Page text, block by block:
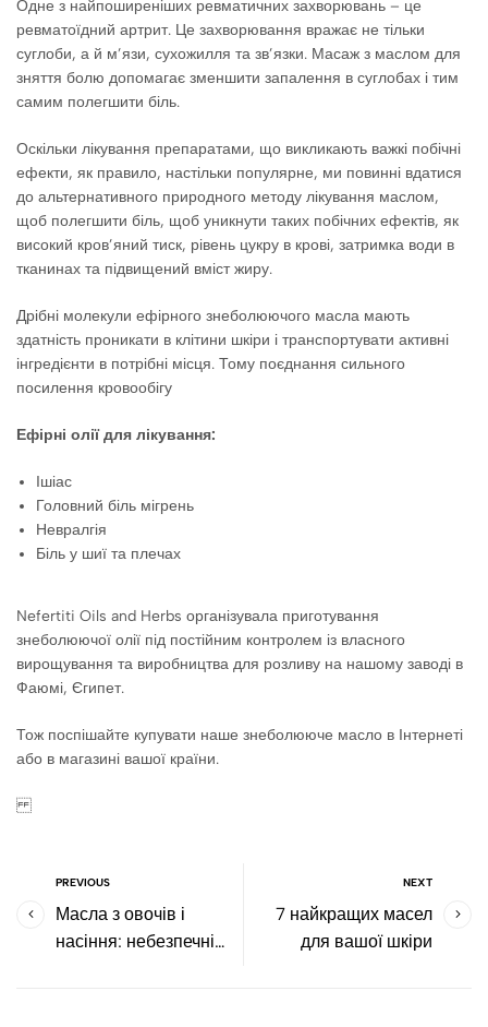
Одне з найпоширеніших ревматичних захворювань – це
ревматоїдний артрит. Це захворювання вражає не тільки
суглоби, а й м’язи, сухожилля та зв’язки. Масаж з маслом для
зняття болю допомагає зменшити запалення в суглобах і тим
самим полегшити біль.
Оскільки лікування препаратами, що викликають важкі побічні
ефекти, як правило, настільки популярне, ми повинні вдатися
до альтернативного природного методу лікування маслом,
щоб полегшити біль, щоб уникнути таких побічних ефектів, як
високий кров’яний тиск, рівень цукру в крові, затримка води в
тканинах та підвищений вміст жиру.
Дрібні молекули ефірного знеболюючого масла мають
здатність проникати в клітини шкіри і транспортувати активні
інгредієнти в потрібні місця. Тому поєднання сильного
посилення кровообігу
Ефірні олії для лікування:
Ішіас
Головний біль мігрень
Невралгія
Біль у шиї та плечах
Nefertiti Oils and Herbs організувала приготування
знеболюючої олії під постійним контролем із власного
вирощування та виробництва для розливу на нашому заводі в
Фаюмі, Єгипет.
Тож поспішайте купувати наше знеболююче масло в Інтернеті
або в магазині вашої країни.
PREVIOUS
Масла з овочів і
насіння: небезпечні
NEXT
7 найкращих масел
для вашої шкіри